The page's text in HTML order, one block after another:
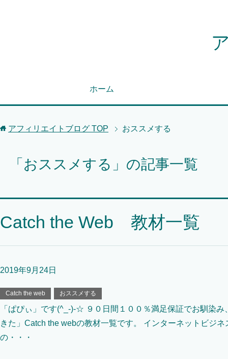
ホーム
アフィリエイトブログ TOP おススメする
「おススメする」の記事一覧
Catch the Web 教材一覧
2019年9月24日
Catch the web おススメする
「ぱぴぃ」です(^_-)-☆ ９０日間１００％満足保証でお馴染
きた」Catch the webの教材一覧です。 インターネットビジ
の・・・